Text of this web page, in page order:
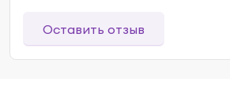
Оставить отзыв